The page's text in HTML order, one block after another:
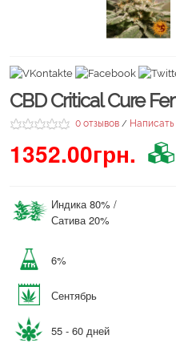
CBD Critical Cure
0 отзывов / Написать
1352.00грн.
Индика 80% /
Сатива 20%
6%
Сентябрь
55 - 60 дней